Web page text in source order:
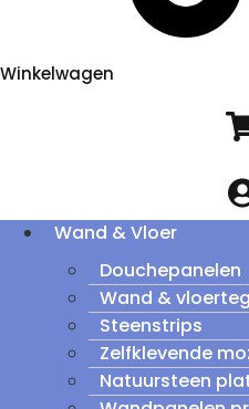
Winkelwagen
Wand & Vloer
Douchepanelen
Wand &
Steenstrips
Zelfklevende
Natuursteen